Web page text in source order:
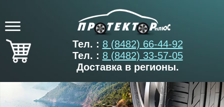
Тел. : 8 (8482) 66-44-92
Тел. : 8 (8482) 33-57-05
Доставка в регионы.